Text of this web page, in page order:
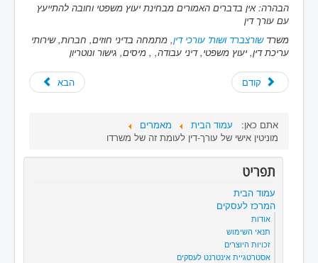
הבהרה: אין בדברים האמורים מבחינת יעוץ משפטי וחובה להתייעץ
עם עורך דין
משרדשורצברד ושות' עורכי דין, מתמחה בדיני חוזים, חברות, שירותי
עריכת דין, יעוץ משפטי, דיני עבודה, , מיסים, גישור ונוטריון
קודם הבא
אתם כאן: עמוד הבית
מאמרים
מוניטין אישי של עורך-דין לעומת זה של משרדו
תפריט
עמוד הבית
המרכז לעסקים
אודות
תנאי השימוש
זכויות היוצרים
אסטרטגיית אינטרנט לעסקים